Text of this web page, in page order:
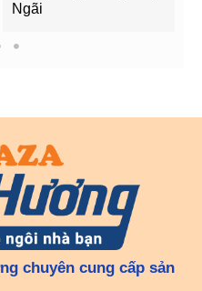
Ngãi
3
chuyên cung cấp sản